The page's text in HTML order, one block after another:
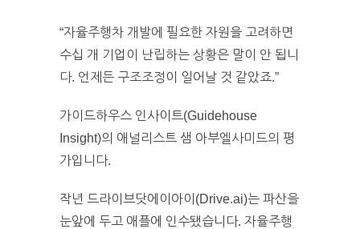
“자율주행차 개발에 필요한 자원을 고려하면
수십 개 기업이 난립하는 상황은 말이 안 됩니
다. 언제든 구조조정이 일어날 것 같았죠.”
가이드하우스 인사이트(Guidehouse
Insight)의 애널리스트 샘 아부엘사미드의 평
가입니다.
작년 드라이브닷에이아이(Drive.ai)는 파산을
눈앞에 두고 애플에 인수됐습니다. 자율주행